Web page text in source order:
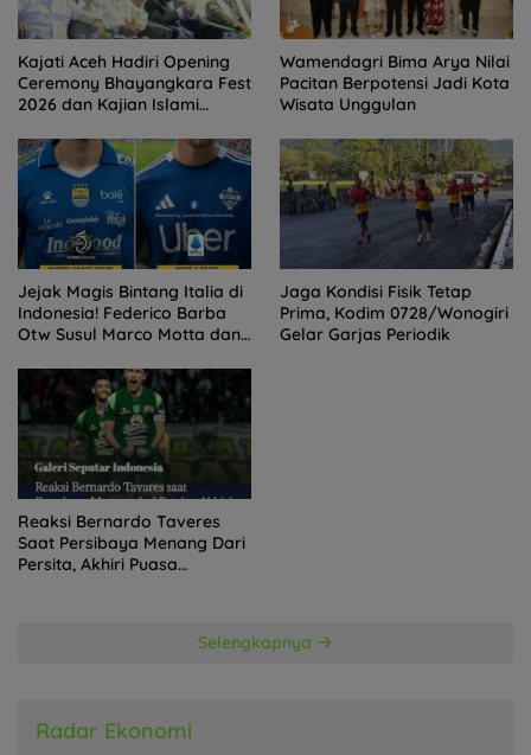
Kajati Aceh Hadiri Opening
Ceremony Bhayangkara Fest
2026 dan Kajian Islami
Adi Hidayat
Wamendagri Bima Arya Nilai
Pacitan Berpotensi Jadi Kota
Wisata Unggulan
Jejak Magis Bintang Italia di
Indonesia! Federico Barba
Otw Susul Marco Motta dan
Trofi?
Jaga Kondisi Fisik Tetap
Prima, Kodim 0728/Wonogiri
Gelar Garjas Periodik
Reaksi Bernardo Taveres
Saat Persibaya Menang Dari
Persita, Akhiri Puasa
Selengkapnya
Radar Ekonomi